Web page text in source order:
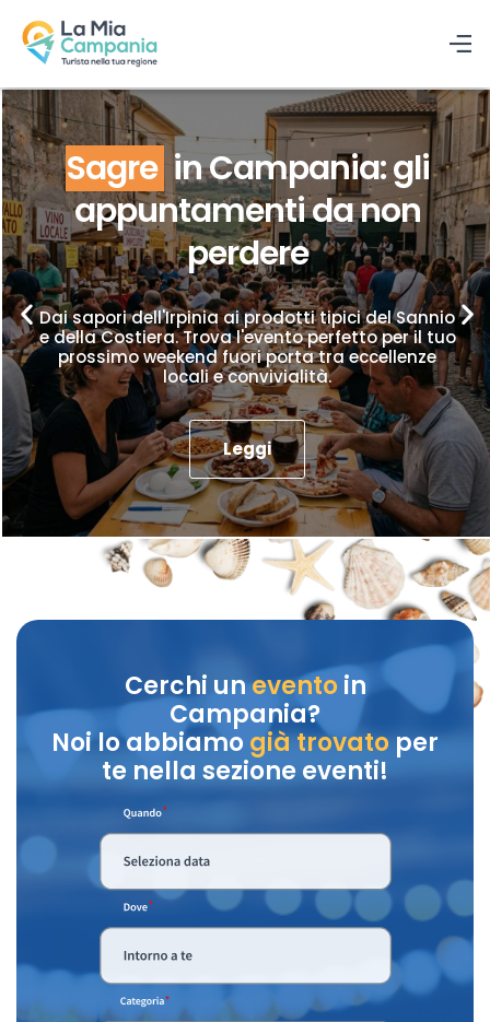
Sagre in Campania: gli
appuntamenti da non
perdere
Dai sapori dell'Irpinia ai prodotti tipici del Sannio
e della Costiera. Trova l'evento perfetto per il tuo
prossimo weekend fuori porta tra eccellenze
locali e convivialità.
Leggi
Cerchi unevento in
Campania?
Noi lo abbiamo già trovatoper
te nella sezione eventi!